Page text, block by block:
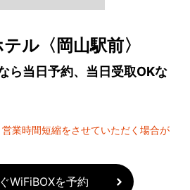
ル〈岡山駅前〉
ら当日予約、当日受取OKな
業時間短縮をさせていただく場合が
WiFiBOXを予約